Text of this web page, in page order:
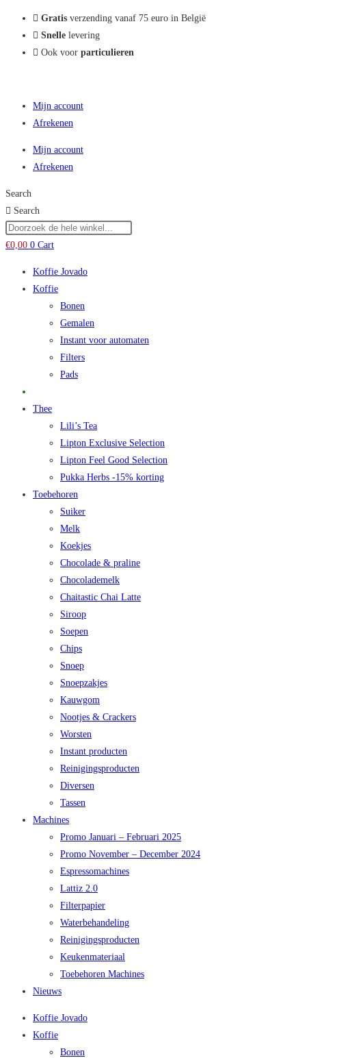
Zoekresultaten
zijbalk
Gratis verzending vanaf 75 euro in België
Snelle levering
Ook voor particulieren
Mijn account
Afrekenen
Mijn account
Afrekenen
Search
Search
€0,00 0 Cart
Koffie Jovado
Koffie
Bonen
Gemalen
Instant voor automaten
Filters
Pads
Thee
Lili’s Tea
Lipton Exclusive Selection
Lipton Feel Good Selection
Pukka Herbs -15% korting
Toebehoren
Suiker
Melk
Koekjes
Chocolade & praline
Chocolademelk
Chaitastic Chai Latte
Siroop
Soepen
Chips
Snoep
Snoepzakjes
Kauwgom
Nootjes & Crackers
Worsten
Instant producten
Reinigingsproducten
Diversen
Tassen
Machines
Promo Januari – Februari 2025
Promo November – December 2024
Espressomachines
Lattiz 2.0
Filterpapier
Waterbehandeling
Reinigingsproducten
Keukenmateriaal
Toebehoren Machines
Nieuws
Koffie Jovado
Koffie
Bonen